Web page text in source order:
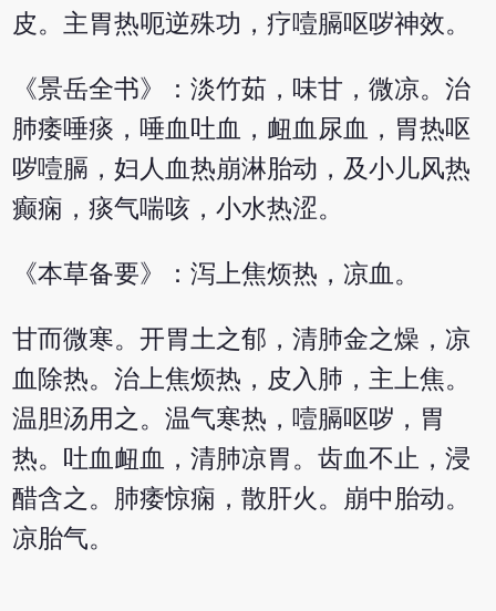
皮。主胃热呃逆殊功，疗噎膈呕哕神效。
《景岳全书》：淡竹茹，味甘，微凉。治
肺痿唾痰，唾血吐血，衄血尿血，胃热呕
哕噎膈，妇人血热崩淋胎动，及小儿风热
癫痫，痰气喘咳，小水热涩。
《本草备要》：泻上焦烦热，凉血。
甘而微寒。开胃土之郁，清肺金之燥，凉
血除热。治上焦烦热，皮入肺，主上焦。
温胆汤用之。温气寒热，噎膈呕哕，胃
热。吐血衄血，清肺凉胃。齿血不止，浸
醋含之。肺痿惊痫，散肝火。崩中胎动。
凉胎气。